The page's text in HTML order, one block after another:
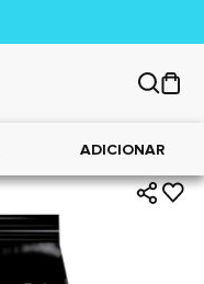
ADICIONAR